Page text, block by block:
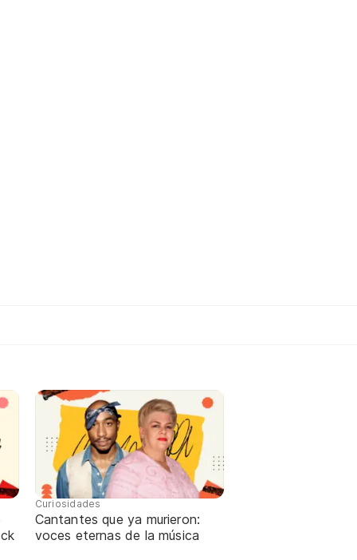
Curiosidades
Cantantes que ya murieron:
voces eternas de la música